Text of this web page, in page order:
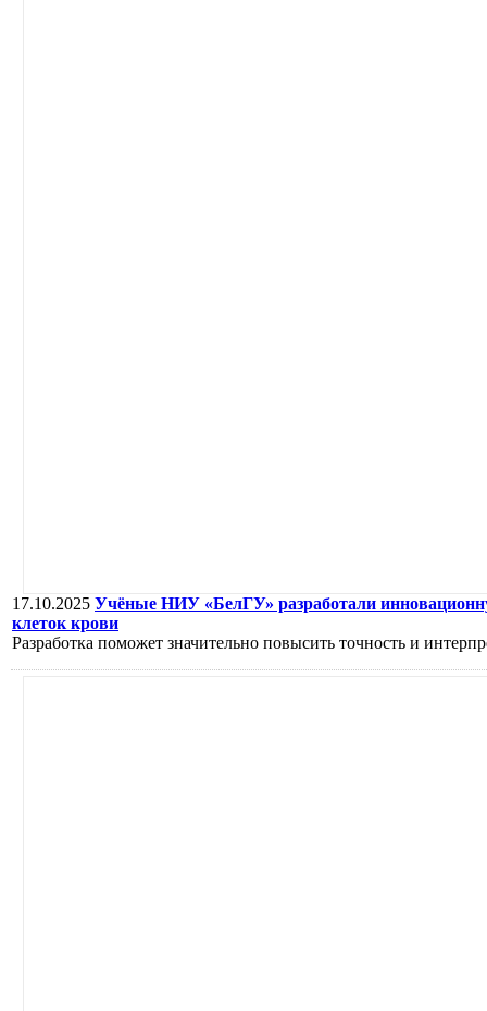
17.10.2025 Учёные НИУ «БелГУ» разработали
клеток крови
Разработка поможет значительно повысить точность и